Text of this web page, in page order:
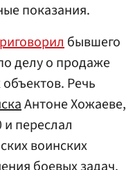
показания.
бывшего
делу о продаже
Речь
Антоне Хожаеве,
переслал
воинских